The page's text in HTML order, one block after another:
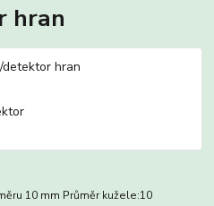
hran
10 mm Průměr kužele:10